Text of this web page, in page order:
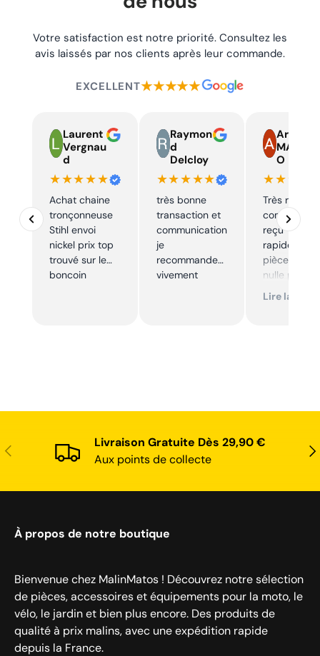
Votre satisfaction est notre priorité. Consultez les
avis laissés par nos clients après leur commande.
EXCELLENT★★★★★
Laurent
Vergnau
d
★★★★★
Achat chaine
tronçonneuse
Stihl envoi
nickel prix top
trouvé sur le
boncoin
Raymon
d
Delcloy
★★★★★
très bonne
transaction et
communication
je
recommande
vivement
Armand
MARTIN
O
Très réactif,
commande
reçu
rapidement,
pièce
nulle part
ailleurs et
Lire la suite
Précédent
Livraison Gratuite Dès 29,90 €
Aux points de collecte
À propos de notre boutique
Bienvenue chez MalinMatos ! Découvrez notre sélection
de pièces, accessoires et équipements pour la moto, le
vélo, le jardin et bien plus encore. Des produits de
qualité à prix malins, avec une expédition rapide
depuis la France.